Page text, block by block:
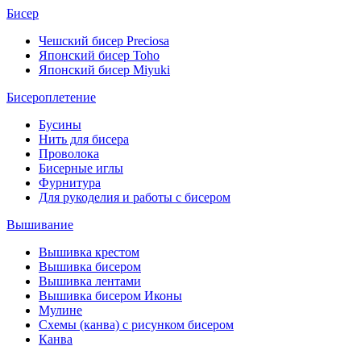
Бисер
Чешский бисер Preciosa
Японский бисер Toho
Японский бисер Miyuki
Бисероплетение
Бусины
Нить для бисера
Проволока
Бисерные иглы
Фурнитура
Для рукоделия и работы с бисером
Вышивание
Вышивка крестом
Вышивка бисером
Вышивка лентами
Вышивка бисером Иконы
Мулине
Схемы (канва) с рисунком бисером
Канва